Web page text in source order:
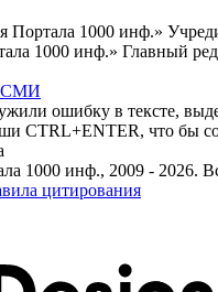
Портала 1000 инф.»
1000 инф.» Главный
СМИ
ошибку в тексте,
CTRL+ENTER, что бы
1000 инф., 2009 - 2026.
цитирования